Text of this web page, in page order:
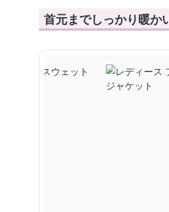
首元までしっかり暖か